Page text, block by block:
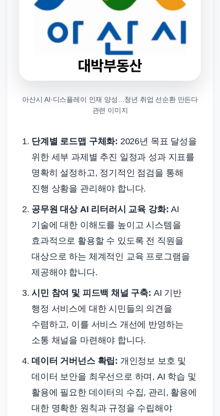
아산시 AI·디스플레이 인재 양성…청년 취업 선순환 만든다
관련 이미지
단계별 로드맵 구체화: 2026년 목표 달성을
위한 세부 과제별 추진 일정과 성과 지표를
명확히 설정하고, 정기적인 점검을 통해
진행 상황을 관리해야 합니다.
공무원 대상 AI 리터러시 교육 강화: AI
기술에 대한 이해도를 높이고 시스템을
효과적으로 활용할 수 있도록 전 직원을
대상으로 하는 체계적인 교육 프로그램을
제공해야 합니다.
시민 참여 및 피드백 채널 구축: AI 기반
행정 서비스에 대한 시민들의 의견을
수렴하고, 이를 서비스 개선에 반영하는
소통 채널을 마련해야 합니다.
데이터 거버넌스 확립: 개인정보 보호 및
데이터 보안을 최우선으로 하며, AI 학습 및
활용에 필요한 데이터의 수집, 관리, 활용에
대한 명확한 원칙과 규정을 수립해야